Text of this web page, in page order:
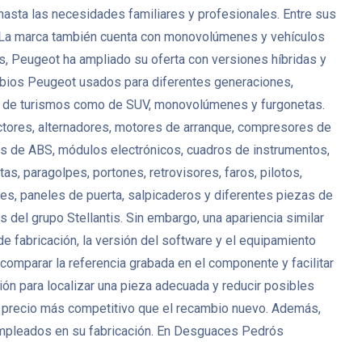
las necesidades familiares y profesionales. Entre sus
marca también cuenta con monovolúmenes y vehículos
Peugeot ha ampliado su oferta con versiones híbridas y
Peugeot usados para diferentes generaciones,
turismos como de SUV, monovolúmenes y furgonetas.
alternadores, motores de arranque, compresores de
de ABS, módulos electrónicos, cuadros de instrumentos,
paragolpes, portones, retrovisores, faros, pilotos,
paneles de puerta, salpicaderos y diferentes piezas de
grupo Stellantis. Sin embargo, una apariencia similar
fabricación, la versión del software y el equipamiento
la referencia grabada en el componente y facilitar
para localizar una pieza adecuada y reducir posibles
más competitivo que el recambio nuevo. Además,
en su fabricación. En Desguaces Pedrós